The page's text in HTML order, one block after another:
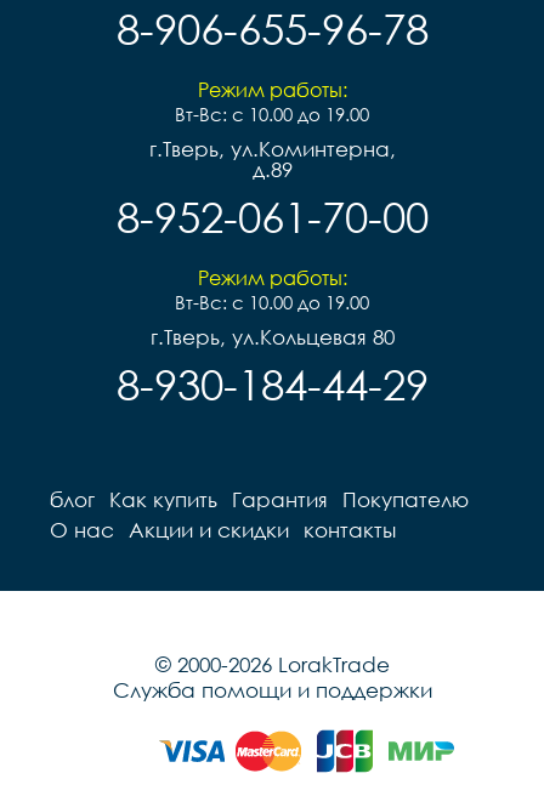
8-906-655-96-78
Режим работы:
Вт-Вс: с 10.00 до 19.00
г.Тверь, ул.Коминтерна,
д.89
8-952-061-70-00
Режим работы:
Вт-Вс: с 10.00 до 19.00
г.Тверь, ул.Кольцевая 80
8-930-184-44-29
блог Как купить Гарантия
Покупателю
О нас
Акции и скидки контакты
© 2000-2026 LorakTrade
Служба помощи и поддержки